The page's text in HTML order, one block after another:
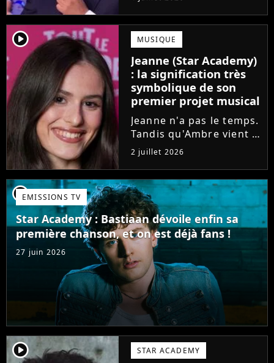
Academy est un rêve.
Mais comme l'a rappelé
une ancienne gagnante,
l'émission de TF1 n'est
pas toujours simple à
vivre.
player2 MUSIQUE
Jeanne (Star Academy)
: la signification très
symbolique de son
premier projet musical
Jeanne n'a pas le temps.
Tandis qu'Ambre vient à
peine de dévoiler son
premier single, l'ex-
candidate de la Star
Academy s'apprête à
sortir un troisième titre
(Les règles) et vient...
2 juillet 2026
player2EMISSIONS TV
Star Academy : Bastiaan dévoile enfin sa
première chanson, et on est déjà fans !
27 juin 2026
player2 STAR ACADEMY